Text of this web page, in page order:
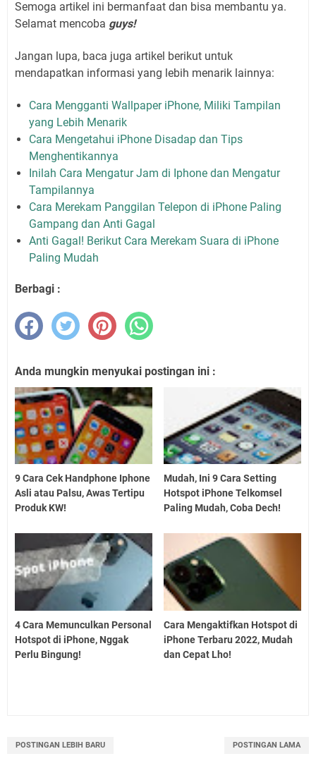
Semoga artikel ini bermanfaat dan bisa membantu ya.
Selamat mencoba guys!
Jangan lupa, baca juga artikel berikut untuk
mendapatkan informasi yang lebih menarik lainnya:
Cara Mengganti Wallpaper iPhone, Miliki Tampilan
yang Lebih Menarik
Cara Mengetahui iPhone Disadap dan Tips
Menghentikannya
Inilah Cara Mengatur Jam di Iphone dan Mengatur
Tampilannya
Cara Merekam Panggilan Telepon di iPhone Paling
Gampang dan Anti Gagal
Anti Gagal! Berikut Cara Merekam Suara di iPhone
Paling Mudah
Berbagi :
Anda mungkin menyukai postingan ini :
9 Cara Cek Handphone Iphone
Asli atau Palsu, Awas Tertipu
Produk KW!
Mudah, Ini 9 Cara Setting
Hotspot iPhone Telkomsel
Paling Mudah, Coba Dech!
4 Cara Memunculkan Personal
Hotspot di iPhone, Nggak
Perlu Bingung!
Cara Mengaktifkan Hotspot di
iPhone Terbaru 2022, Mudah
dan Cepat Lho!
POSTINGAN LEBIH BARU POSTINGAN LAMA